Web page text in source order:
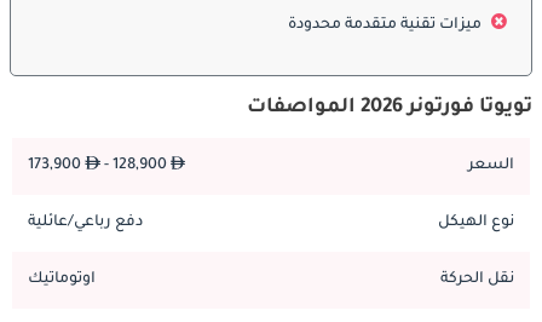
ميزات تقنية متقدمة محدودة
تويوتا فورتونر 2026 المواصفات
السعر 128,900 -
نوع الهيكل دفع رباعي/عائلية
نقل الحركة اوتوماتيك